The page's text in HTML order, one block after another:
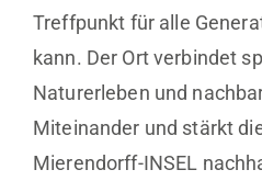
Treffpunkt für alle
kann. Der Ort verbindet
Naturerleben und
Miteinander und stärkt
Mierendorff-INSEL